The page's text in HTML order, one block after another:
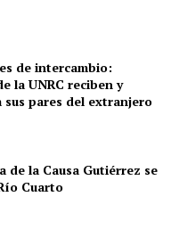
de intercambio:
la UNRC reciben y
sus pares del extranjero
de la Causa Gutiérrez se
Cuarto